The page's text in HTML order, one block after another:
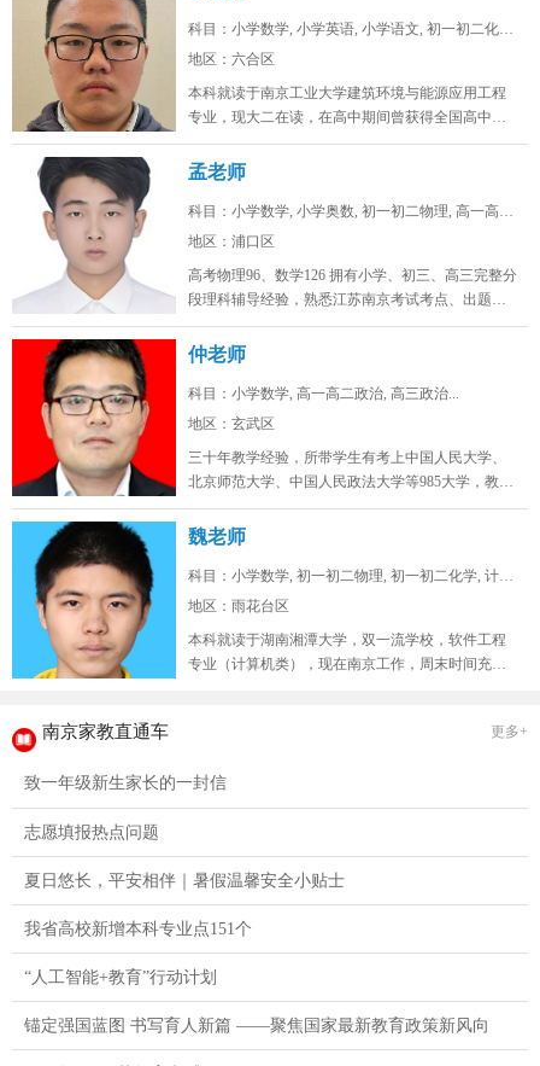
科目：小学数学, 小学英语, 小学语文, 初一初二化学...
地区：六合区
本科就读于南京工业大学建筑环境与能源应用工程
专业，现大二在读，在高中期间曾获得全国高中生
英语能力测评大赛省一，全国化学奥...
孟老师
科目：小学数学, 小学奥数, 初一初二物理, 高一高二...
地区：浦口区
高考物理96、数学126 拥有小学、初三、高三完整分
段理科辅导经验，熟悉江苏南京考试考点、出题思
路，擅长补差提分、五升...
仲老师
科目：小学数学, 高一高二政治, 高三政治...
地区：玄武区
三十年教学经验，所带学生有考上中国人民大学、
北京师范大学、中国人民政法大学等985大学，教学
态度认真，品德高尚。...
魏老师
科目：小学数学, 初一初二物理, 初一初二化学, 计算...
地区：雨花台区
本科就读于湖南湘潭大学，双一流学校，软件工程
专业（计算机类），现在南京工作，周末时间充
南京家教直通车 更多+
致一年级新生家长的一封信
志愿填报热点问题
夏日悠长，平安相伴｜暑假温馨安全小贴士
我省高校新增本科专业点151个
“人工智能+教育”行动计划
锚定强国蓝图 书写育人新篇 ——聚焦国家最新教育政策新风向